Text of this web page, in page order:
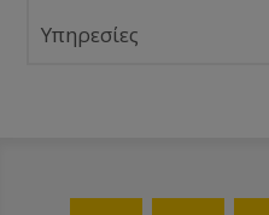
Υπηρεσίες